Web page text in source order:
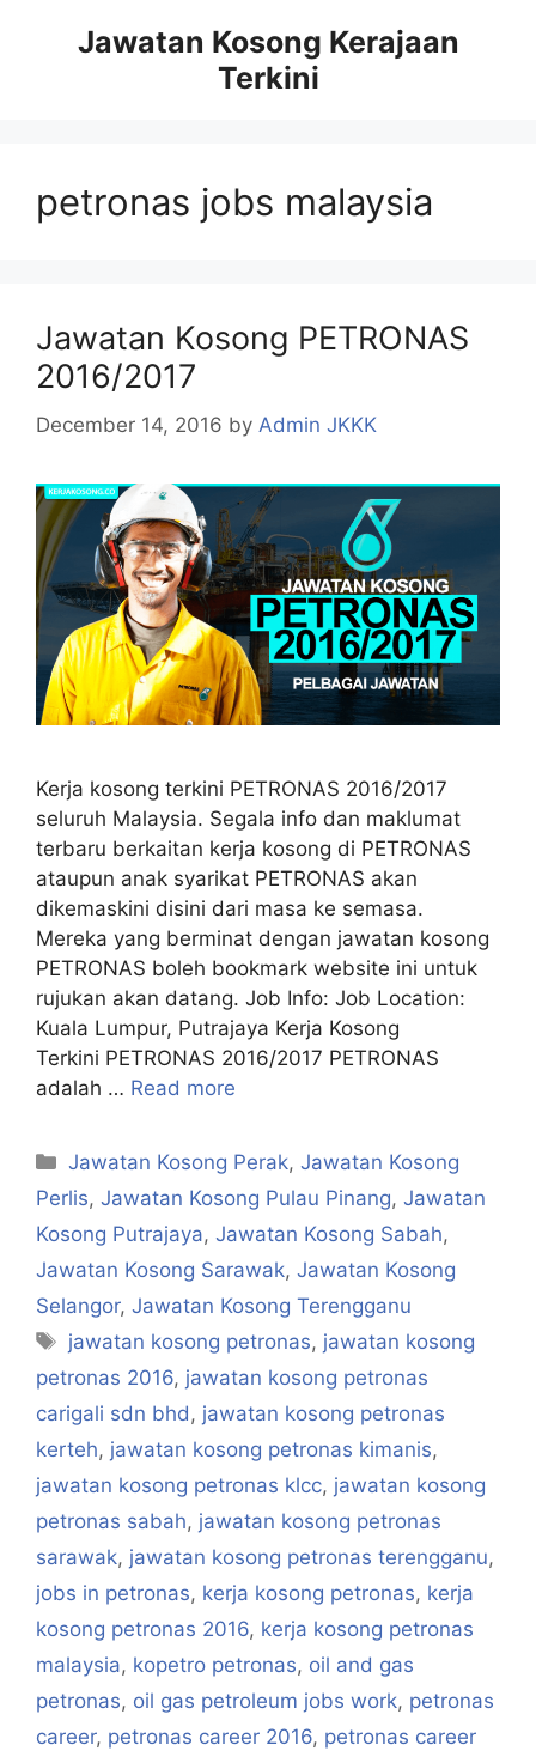
Jawatan Kosong Kerajaan
Terkini
petronas jobs malaysia
Jawatan Kosong PETRONAS
2016/2017
December 14, 2016 by Admin JKKK
Kerja kosong terkini PETRONAS 2016/2017
seluruh Malaysia. Segala info dan maklumat
terbaru berkaitan kerja kosong di PETRONAS
ataupun anak syarikat PETRONAS akan
dikemaskini disini dari masa ke semasa.
Mereka yang berminat dengan jawatan kosong
PETRONAS boleh bookmark website ini untuk
rujukan akan datang. Job Info: Job Location:
Kuala Lumpur, Putrajaya Kerja Kosong
Terkini PETRONAS 2016/2017 PETRONAS
adalah … Read more
Categories
Jawatan Kosong Perak,Jawatan Kosong
Perlis, Jawatan Kosong Pulau Pinang, Jawatan
Kosong Putrajaya, Jawatan Kosong Sabah,
Jawatan Kosong Sarawak, Jawatan Kosong
Selangor, Jawatan Kosong Terengganu
Tags
jawatan kosong petronas, jawatan kosong
petronas 2016, jawatan kosong petronas
carigali sdn bhd, jawatan kosong petronas
kerteh, jawatan kosong petronas kimanis,
jawatan kosong petronas klcc, jawatan kosong
petronas sabah, jawatan kosong petronas
sarawak, jawatan kosong petronas terengganu,
jobs in petronas, kerja kosong petronas, kerja
kosong petronas 2016, kerja kosong petronas
malaysia, kopetro petronas, oil and gas
petronas, oil gas petroleum jobs work, petronas
career, petronas career 2016, petronas career